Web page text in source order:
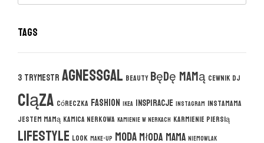
Tags
3 trymestragnessgal beauty będę mamą cewnik DJ
ciąza córeczka fashion ikea inspiracje instagram instamama
jestem mamą kamica nerkowa kamienie w nerkach karmienie piersią
lifestyle look make-up modamłoda mama niemowlak